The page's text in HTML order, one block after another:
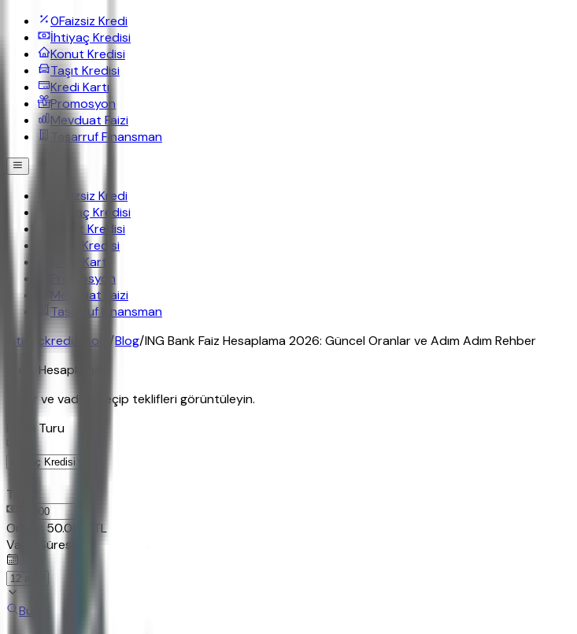
0Faizsiz Kredi
İhtiyaç Kredisi
Konut Kredisi
Taşıt Kredisi
Kredi Kartı
Promosyon
Mevduat Faizi
Tasarruf Finansman
Faizsiz Kredi
İhtiyaç Kredisi
Konut Kredisi
Taşıt Kredisi
Kredi Kartı
Promosyon
Mevduat Faizi
Tasarruf Finansman
ihtiyackredisi.com /Blog/ING Bank Faiz Hesaplama 2026: Güncel Oranlar ve Adım Adım Rehber
Kredi Hesaplama
Tutar ve vadeyi seçip teklifleri görüntüleyin.
Kredi Turu
Tutar
Ornek: 50.000
TL
Vade Süresi
Bul